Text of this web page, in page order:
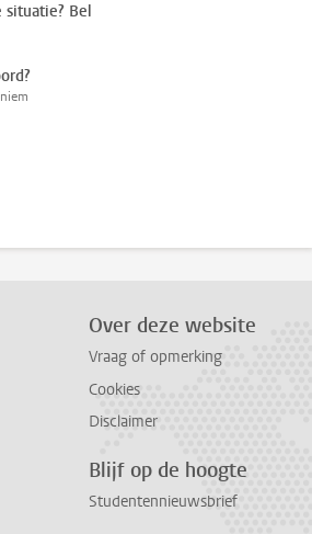
situatie? Bel
Over deze website
Vraag of opmerking
Cookies
Disclaimer
Blijf op de hoogte
Studentennieuwsbrief